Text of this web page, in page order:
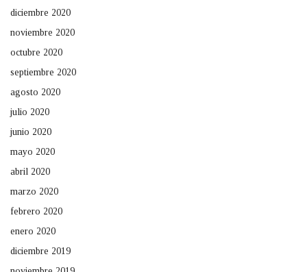
diciembre 2020
noviembre 2020
octubre 2020
septiembre 2020
agosto 2020
julio 2020
junio 2020
mayo 2020
abril 2020
marzo 2020
febrero 2020
enero 2020
diciembre 2019